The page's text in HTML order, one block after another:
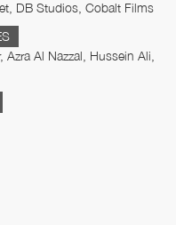
DB Studios, Cobalt Films
Azra Al Nazzal, Hussein Ali,